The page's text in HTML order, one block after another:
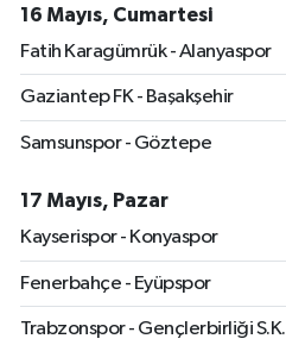
16 Mayıs, Cumartesi
Fatih Karagümrük - Alanyaspor
Gaziantep FK - Başakşehir
Samsunspor - Göztepe
17 Mayıs, Pazar
Kayserispor - Konyaspor
Fenerbahçe - Eyüpspor
Trabzonspor - Gençlerbirliği S.K.